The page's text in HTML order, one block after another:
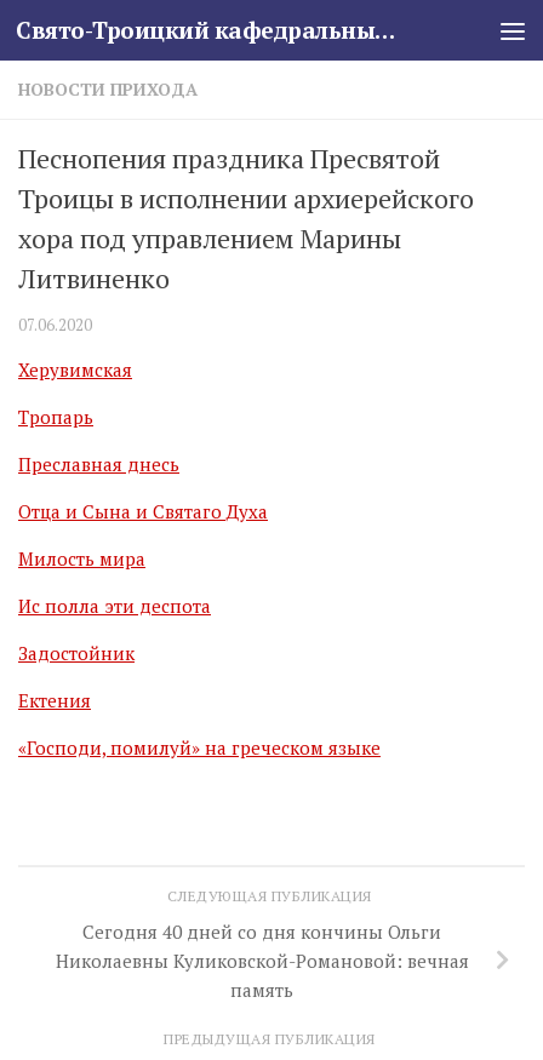
Skip to content Свято-Троицкий кафедральный собор
НОВОСТИ ПРИХОДА
Песнопения праздника Пресвятой
Троицы в исполнении архиерейского
хора под управлением Марины
Литвиненко
07.06.2020
Херувимская
Тропарь
Преславная днесь
Отца и Сына и Святаго Духа
Милость мира
Ис полла эти деспота
Задостойник
Ектения
«Господи, помилуй» на греческом языке
СЛЕДУЮЩАЯ ПУБЛИКАЦИЯ
Сегодня 40 дней со дня кончины Ольги
Николаевны Куликовской-Романовой: вечная
память
ПРЕДЫДУЩАЯ ПУБЛИКАЦИЯ